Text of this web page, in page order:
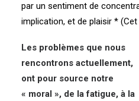
par un sentiment de
implication, et de plaisir *
Les problèmes que nous
rencontrons actuellement,
ont pour source notre
« moral », de la fatigue, à la